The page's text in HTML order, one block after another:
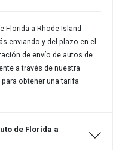
Florida a Rhode Island
enviando y del plazo en el
de envío de autos de
a través de nuestra
obtener una tarifa
de Florida a